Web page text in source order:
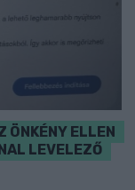
ÖNKÉNY ELLEN
LEVELEZŐ